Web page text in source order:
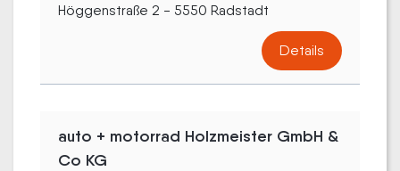
Höggenstraße 2 - 5550 Radstadt
Details
auto + motorrad Holzmeister GmbH &
Co KG